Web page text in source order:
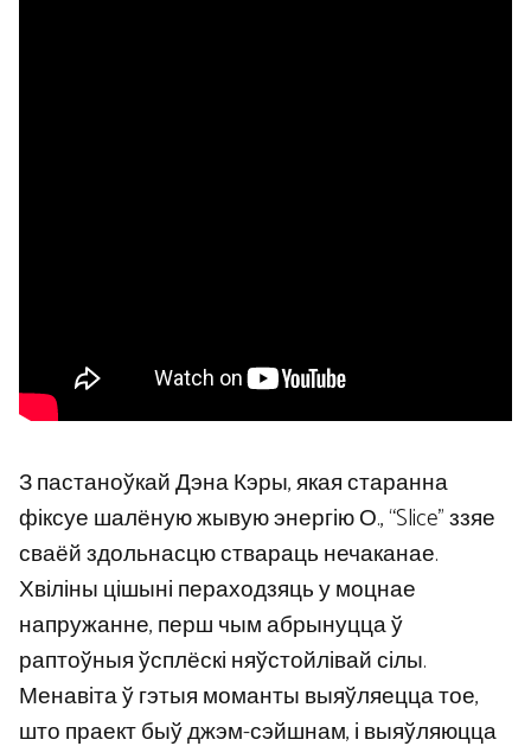
З пастаноўкай Дэна Кэры, якая старанна
фіксуе шалёную жывую энергію О., “Slice” ззяе
сваёй здольнасцю ствараць нечаканае.
Хвіліны цішыні пераходзяць у моцнае
напружанне, перш чым абрынуцца ў
раптоўныя ўсплёскі няўстойлівай сілы.
Менавіта ў гэтыя моманты выяўляецца тое,
што праект быў джэм-сэйшнам, і выяўляюцца